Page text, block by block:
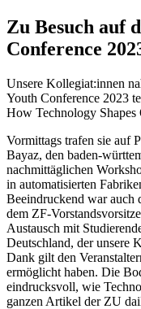
Zu Besuch auf
Conference
Unsere Kollegiat:innen
Youth Conference 2023
How Technology
Vormittags trafen sie auf
Bayaz, den baden-
nachmittäglichen
in automatisierten
Beeindruckend war auch
dem ZF-
Austausch mit
Deutschland, der unsere
Dank gilt den
ermöglicht haben. Die
eindrucksvoll, wie
ganzen Artikel der ZU